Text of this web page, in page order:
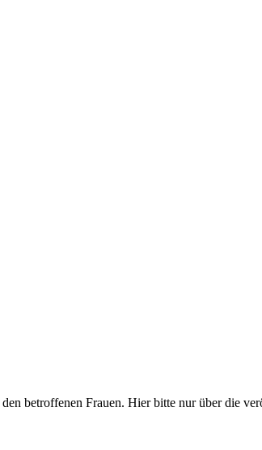
betroffenen Frauen. Hier bitte nur über die